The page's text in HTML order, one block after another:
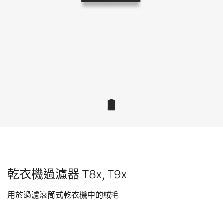
乾衣機過濾器 T8x, T9x
用於過濾滾筒式乾衣機中的絨毛